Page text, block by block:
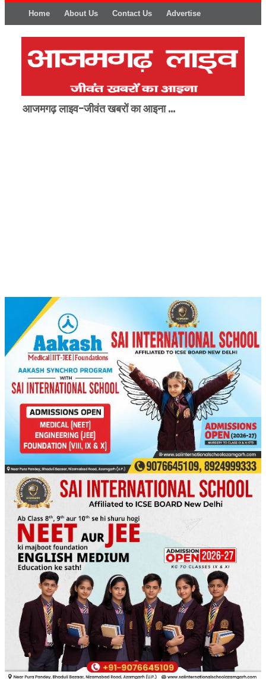
Home About Us Contact Us Advertise
आजमगढ़ लाइव-जीवंत खबरों का आइना ...